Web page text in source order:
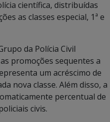
científica, distribuídas
as classes especial, 1ª e
da Polícia Civil
promoções sequentes a
um acréscimo de
nova classe. Além disso, a
percentual de
civis.